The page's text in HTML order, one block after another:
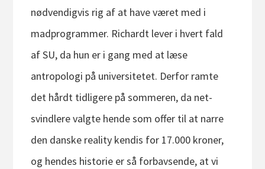
nødvendigvis rig af at have været med i
madprogrammer. Richardt lever i hvert fald
af SU, da hun er i gang med at læse
antropologi på universitetet. Derfor ramte
det hårdt tidligere på sommeren, da net-
svindlere valgte hende som offer til at narre
den danske reality kendis for 17.000 kroner,
og hendes historie er så forbavsende, at vi